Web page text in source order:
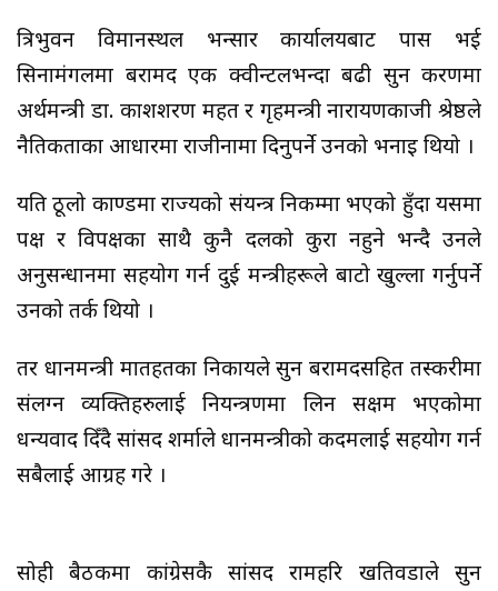
त्रिभुवन विमानस्थल भन्सार कार्यालयबाट पास भई
सिनामंगलमा बरामद एक क्वीन्टलभन्दा बढी सुन प्रकरणमा
अर्थमन्त्री डा. प्रकाशशरण महत र गृहमन्त्री नारायणकाजी श्रेष्ठले
नैतिकताका आधारमा राजीनामा दिनुपर्ने उनको भनाइ थियो ।
यति ठूलो काण्डमा राज्यको संयन्त्र निकम्मा भएको हुँदा यसमा
पक्ष र विपक्षका साथै कुनै दलको कुरा नहुने भन्दै उनले
अनुसन्धानमा सहयोग गर्न दुई मन्त्रीहरूले बाटो खुल्ला गर्नुपर्ने
उनको तर्क थियो ।
तर प्रधानमन्त्री मातहतका निकायले सुन बरामदसहित तस्करीमा
संलग्न व्यक्तिहरुलाई नियन्त्रणमा लिन सक्षम भएकोमा
धन्यवाद दिँदै सांसद शर्माले प्रधानमन्त्रीको कदमलाई सहयोग गर्न
सबैलाई आग्रह गरे ।
सोही बैठकमा कांग्रेसकै सांसद रामहरि खतिवडाले सुन